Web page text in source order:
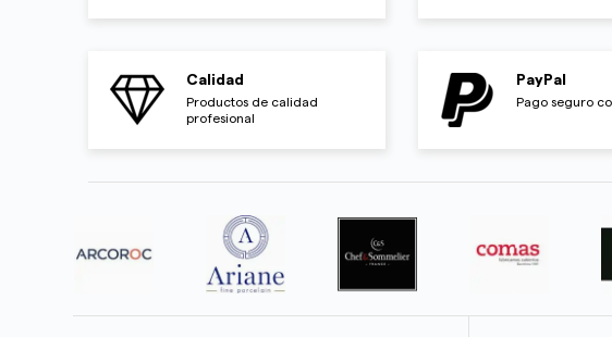
Calidad
Productos de calidad
profesional
PayPal
Pago seguro